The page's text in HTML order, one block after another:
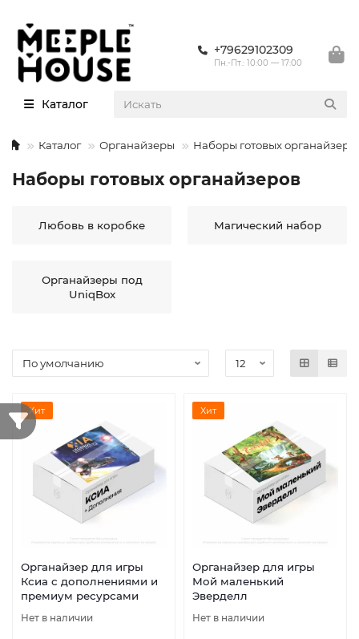
+79629102309
Пн.-Пт.: 10:00 — 17:00
Каталог
Каталог Органайзеры Наборы готовых
Наборы готовых органайзеров
Любовь в коробке Магический набор
Органайзеры под
UniqBox
Хит
Органайзер для игры
Ксиа с дополнениями и
премиум ресурсами
Нет в наличии
Хит
Органайзер для игры
Мой маленький
Эверделл
Нет в наличии